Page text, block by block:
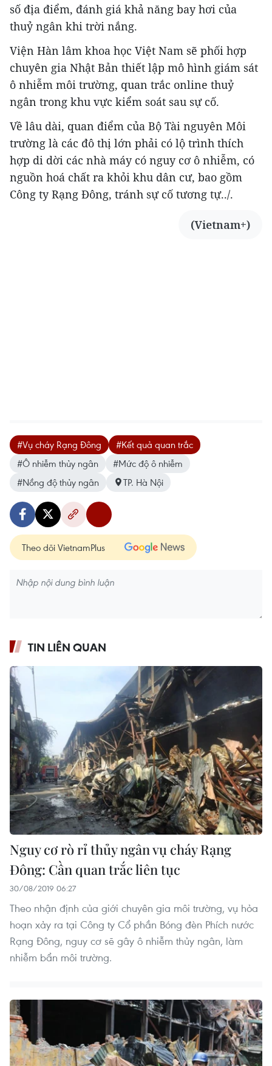
số địa điểm, đánh giá khả năng bay hơi của
thuỷ ngân khi trời nắng.
Viện Hàn lâm khoa học Việt Nam sẽ phối hợp
chuyên gia Nhật Bản thiết lập mô hình giám sát
ô nhiễm môi trường, quan trắc online thuỷ
ngân trong khu vực kiểm soát sau sự cố.
Về lâu dài, quan điểm của Bộ Tài nguyên Môi
trường là các đô thị lớn phải có lộ trình thích
hợp di dời các nhà máy có nguy cơ ô nhiễm, có
nguồn hoá chất ra khỏi khu dân cư, bao gồm
Công ty Rạng Đông, tránh sự cố tương tự../.
(Vietnam+)
#Vụ cháy Rạng Đông
#Kết quả quan trắc
#Ô nhiễm thủy ngân
#Mức độ ô nhiễm
#Nồng độ thủy ngân
TP. Hà Nội
Theo dõi VietnamPlus
TIN LIÊN QUAN
Nguy cơ rò rỉ thủy ngân vụ cháy Rạng
Đông: Cần quan trắc liên tục
30/08/2019 06:27
Theo nhận định của giới chuyên gia môi trường, vụ hỏa
hoạn xảy ra tại Công ty Cổ phần Bóng đèn Phích nước
Rạng Đông, nguy cơ sẽ gây ô nhiễm thủy ngân, làm
nhiễm bẩn môi trường.